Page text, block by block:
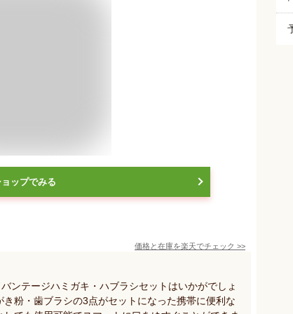
ョップでみる
価格と在庫を楽天でチェック >>
ンテージハミガキ・ハブラシセットはいかがでしょ
粉・歯ブラシの3点がセットになった携帯に便利な